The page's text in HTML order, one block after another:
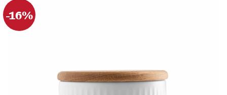
-16%